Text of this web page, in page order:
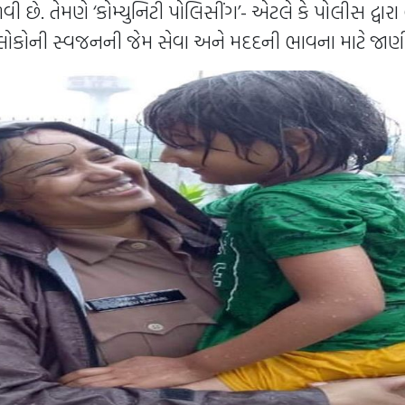
છે. તેમણે ‘કોમ્યુનિટી પોલિસીંગ’- એટલે કે પોલીસ
સ્વજનની જેમ સેવા અને મદદની ભાવના માટે